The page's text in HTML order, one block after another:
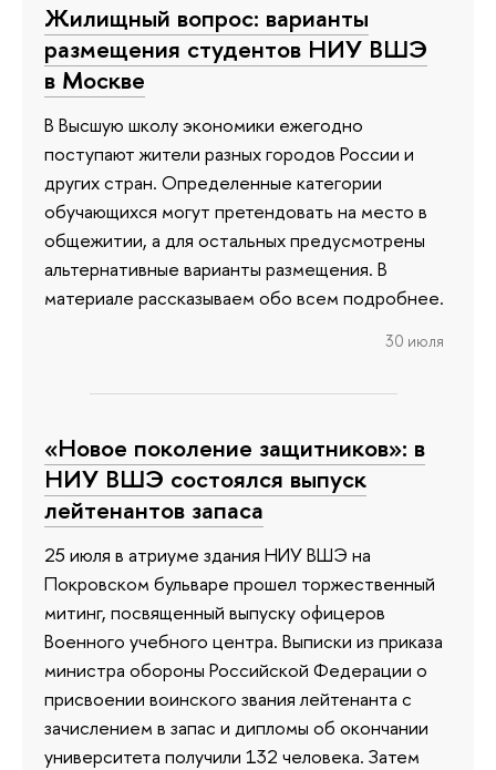
Жилищный вопрос: варианты
размещения студентов НИУ ВШЭ
в Москве
В Высшую школу экономики ежегодно
поступают жители разных городов России и
других стран. Определенные категории
обучающихся могут претендовать на место в
общежитии, а для остальных предусмотрены
альтернативные варианты размещения. В
материале рассказываем обо всем подробнее.
30 июля
«Новое поколение защитников»: в
НИУ ВШЭ состоялся выпуск
лейтенантов запаса
25 июля в атриуме здания НИУ ВШЭ на
Покровском бульваре прошел торжественный
митинг, посвященный выпуску офицеров
Военного учебного центра. Выписки из приказа
министра обороны Российской Федерации о
присвоении воинского звания лейтенанта с
зачислением в запас и дипломы об окончании
университета получили 132 человека. Затем